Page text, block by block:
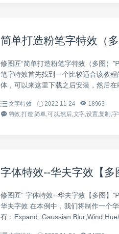
简单打造粉笔字特效（多
修图匠“简单打造粉笔字特效（多图）
笔字特效首先找到一个比较适合该教
体，可以来这里下载之后安装，然后在
文字特效 2022-11-24
18963
特效,打造,简单,可以,然后,文字,设置,复制,字
字体特效--华夫字效【多
修图匠“ 字体特效--华夫字效【多图】
华夫字效 在本例中，我们将制作一个
有：Expand; Gaussian